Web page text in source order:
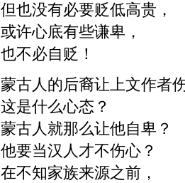
但也没有必要贬低高贵，
或许心底有些谦卑，
也不必自贬！
蒙古人的后裔让上文作者
这是什么心态？
蒙古人就那么让他自卑？
他要当汉人才不伤心？
在不知家族来源之前，